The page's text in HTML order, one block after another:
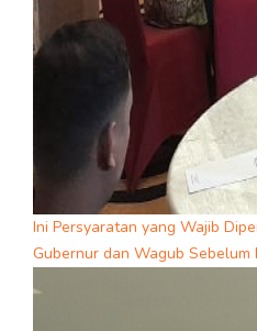
Ini Persyaratan yang Wajib
Gubernur dan Wagub Sebelum